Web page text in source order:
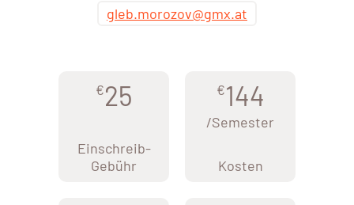
gleb.morozov@gmx.at
€25
Einschreib-
Gebühr
€144
/Semester
Kosten